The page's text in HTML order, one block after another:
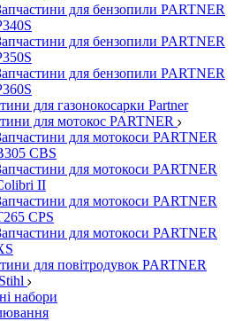
для бензопили PARTNER
для бензопили PARTNER
для бензопили PARTNER
для газонокосарки Partner
для мотокос PARTNER
для мотокоси PARTNER
CBS
для мотокоси PARTNER
II
для мотокоси PARTNER
CPS
для мотокоси PARTNER
для повітродувок PARTNER
набори